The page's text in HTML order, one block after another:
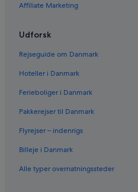
Affiliate Marketing
Udforsk
Rejseguide om Danmark
Hoteller i Danmark
Ferieboliger i Danmark
Pakkerejser til Danmark
Flyrejser – indenrigs
Billeje i Danmark
Alle typer overnatningssteder